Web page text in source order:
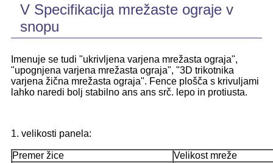
V Specifikacija mrežaste ograje v
snopu
Imenuje se tudi "ukrivljena varjena mrežasta ograja",
"upognjena varjena mrežasta ograja", "3D trikotnika
varjena žična mrežasta ograja". Fence plošča s krivuljami
lahko naredi bolj stabilno ans ans srč. lepo in protiusta.
1. velikosti panela:
Premer žice Velikost mreže